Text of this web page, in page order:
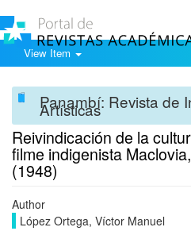
View Item
Panambí: Revista de
Artísticas
Reivindicación de la
filme indigenista
(1948)
Author
López Ortega, Víctor Manuel